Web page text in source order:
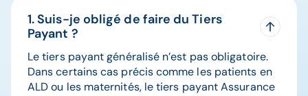
1. Suis-je obligé de faire du Tiers
Payant ?
Le tiers payant généralisé n’est pas obligatoire.
Dans certains cas précis comme les patients en
ALD ou les maternités, le tiers payant Assurance